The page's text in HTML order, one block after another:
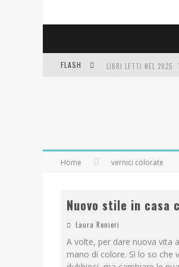
FLASH LIBRI LETTI NEL 2025:
Home vernici colorate
Nuovo stile in casa
Laura Renieri
A volte, per dare nuova vita
mano di colore. Sì lo so che